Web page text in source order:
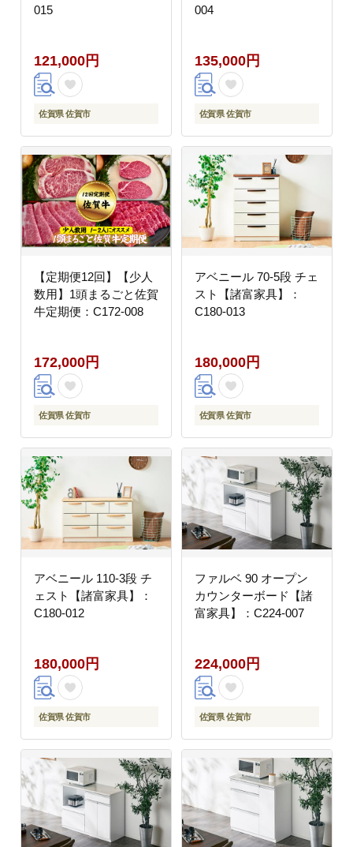
015
121,000円
佐賀県 佐賀市
004
135,000円
佐賀県 佐賀市
【定期便12回】【少人
数用】1頭まるごと佐賀
牛定期便：C172-008
172,000円
佐賀県 佐賀市
アベニール 70-5段 チェ
スト【諸富家具】：
C180-013
180,000円
佐賀県 佐賀市
アベニール 110-3段 チ
ェスト【諸富家具】：
C180-012
180,000円
佐賀県 佐賀市
ファルベ 90 オープン
カウンターボード【諸
富家具】：C224-007
224,000円
佐賀県 佐賀市